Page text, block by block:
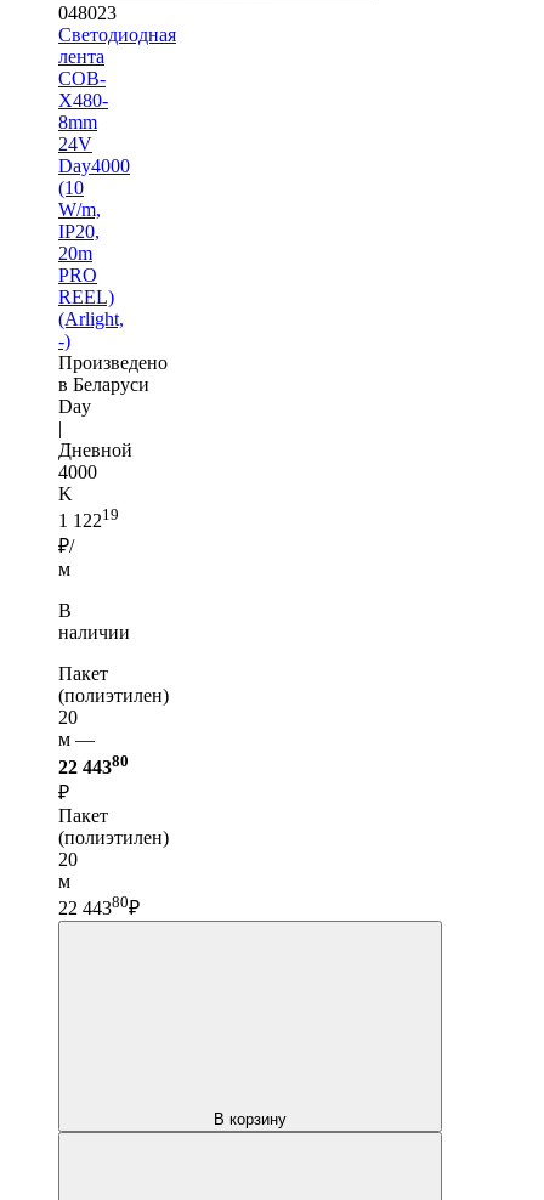
048023
Светодиодная
лента
COB-
X480-
8mm
24V
Day4000
(10
W/m,
IP20,
20m
PRO
REEL)
(Arlight,
-)
Произведено
в Беларуси
Day
|
Дневной
4000
K
1 12219
₽/
м
В
наличии
Пакет
(полиэтилен)
20
м —
22 44380
₽
Пакет
(полиэтилен)
20
м
22 44380₽
В корзину